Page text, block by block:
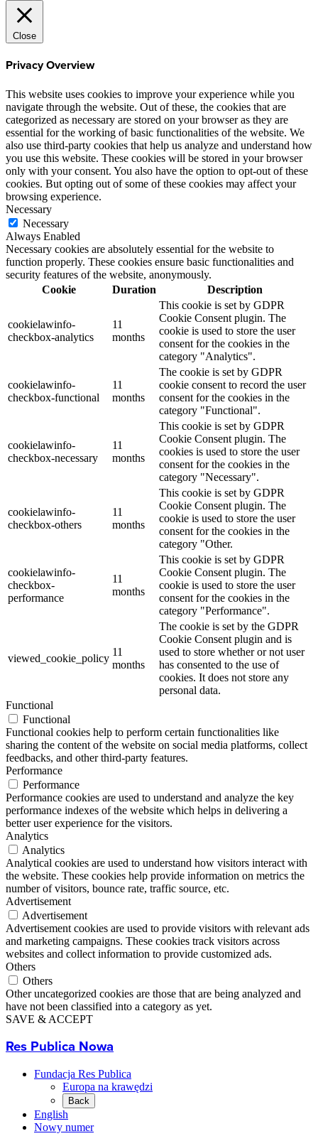
Close
Privacy Overview
This website uses cookies to improve your experience while you
navigate through the website. Out of these, the cookies that are
categorized as necessary are stored on your browser as they are
essential for the working of basic functionalities of the website. We
also use third-party cookies that help us analyze and understand how
you use this website. These cookies will be stored in your browser
only with your consent. You also have the option to opt-out of these
cookies. But opting out of some of these cookies may affect your
browsing experience.
Necessary
Necessary
Always Enabled
Necessary cookies are absolutely essential for the website to
function properly. These cookies ensure basic functionalities and
security features of the website, anonymously.
Cookie
Duration Description
cookielawinfo-
checkbox-analytics
11
months
This cookie is set by GDPR
Cookie Consent plugin. The
cookie is used to store the user
consent for the cookies in the
category "Analytics".
cookielawinfo-
checkbox-functional
11
months
The cookie is set by GDPR
cookie consent to record the user
consent for the cookies in the
category "Functional".
cookielawinfo-
checkbox-necessary
11
months
This cookie is set by GDPR
Cookie Consent plugin. The
cookies is used to store the user
consent for the cookies in the
category "Necessary".
cookielawinfo-
checkbox-others
11
months
This cookie is set by GDPR
Cookie Consent plugin. The
cookie is used to store the user
consent for the cookies in the
category "Other.
cookielawinfo-
checkbox-
performance
11
months
This cookie is set by GDPR
Cookie Consent plugin. The
cookie is used to store the user
consent for the cookies in the
category "Performance".
viewed_cookie_policy
11
months
The cookie is set by the GDPR
Cookie Consent plugin and is
used to store whether or not user
has consented to the use of
cookies. It does not store any
personal data.
Functional
Functional
Functional cookies help to perform certain functionalities like
sharing the content of the website on social media platforms, collect
feedbacks, and other third-party features.
Performance
Performance
Performance cookies are used to understand and analyze the key
performance indexes of the website which helps in delivering a
better user experience for the visitors.
Analytics
Analytics
Analytical cookies are used to understand how visitors interact with
the website. These cookies help provide information on metrics the
number of visitors, bounce rate, traffic source, etc.
Advertisement
Advertisement
Advertisement cookies are used to provide visitors with relevant ads
and marketing campaigns. These cookies track visitors across
websites and collect information to provide customized ads.
Others
Others
Other uncategorized cookies are those that are being analyzed and
have not been classified into a category as yet.
SAVE & ACCEPT
Res Publica Nowa
Fundacja Res Publica
Europa na krawędzi
Back
English
Nowy numer